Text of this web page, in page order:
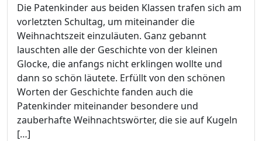
Die Patenkinder aus beiden Klassen trafen sich am
vorletzten Schultag, um miteinander die
Weihnachtszeit einzuläuten. Ganz gebannt
lauschten alle der Geschichte von der kleinen
Glocke, die anfangs nicht erklingen wollte und
dann so schön läutete. Erfüllt von den schönen
Worten der Geschichte fanden auch die
Patenkinder miteinander besondere und
zauberhafte Weihnachtswörter, die sie auf Kugeln
[…]